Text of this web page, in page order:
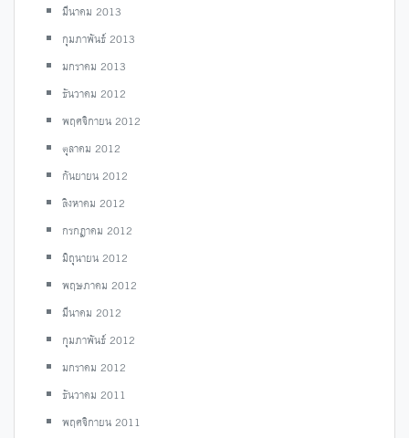
มีนาคม 2013
กุมภาพันธ์ 2013
มกราคม 2013
ธันวาคม 2012
พฤศจิกายน 2012
ตุลาคม 2012
กันยายน 2012
สิงหาคม 2012
กรกฎาคม 2012
มิถุนายน 2012
พฤษภาคม 2012
มีนาคม 2012
กุมภาพันธ์ 2012
มกราคม 2012
ธันวาคม 2011
พฤศจิกายน 2011